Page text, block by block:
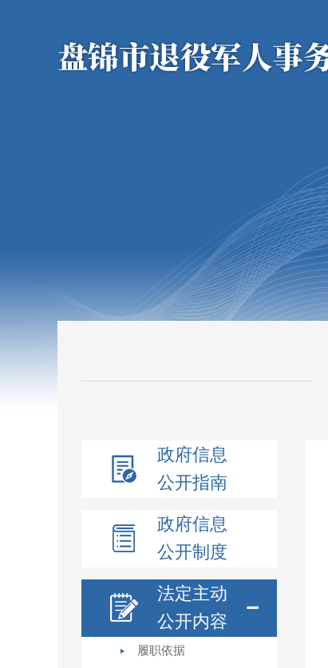
政府信息
公开指南
政府信息
公开制度
法定主动
公开内容
履职依据